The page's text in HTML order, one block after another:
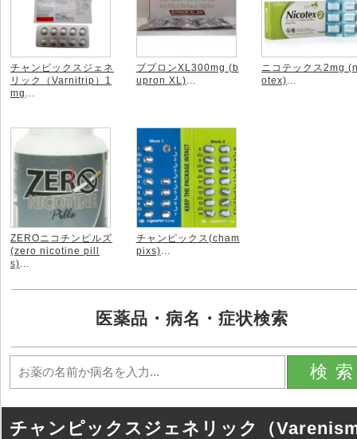
チャンピックスジェネ
リック（Varnitrip）1
mg
ブプロンXL300mg (b
upron XL)
ニコテックス2mg
otex)
ZEROニコチンピルズ
(zero nicotine pill
s)
チャンピックス(cham
pixs)
医薬品・病名・症状検索
検
チャンピックスジェネリック（